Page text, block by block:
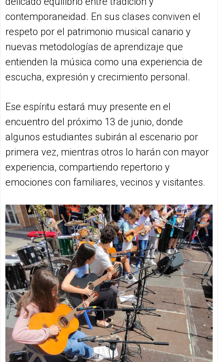
contemporaneidad. En sus clases conviven el
respeto por el patrimonio musical canario y
nuevas metodologías de aprendizaje que
entienden la música como una experiencia de
escucha, expresión y crecimiento personal.
Ese espíritu estará muy presente en el
encuentro del próximo 13 de junio, donde
algunos estudiantes subirán al escenario por
primera vez, mientras otros lo harán con mayor
experiencia, compartiendo repertorio y
emociones con familiares, vecinos y visitantes.